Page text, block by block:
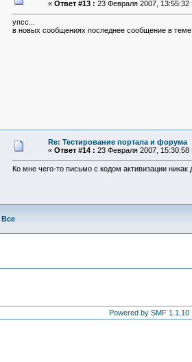
« Ответ #13 : 23 Февраля 2007, 13:55:32
упсс...
в новых сообщениях последнее сообщение в
Re: Тестирование портала и форума
« Ответ #14 : 23 Февраля 2007, 15:30:58
Ко мне чего-то письмо с кодом активизации
Все
Powered by SMF 1.1.10